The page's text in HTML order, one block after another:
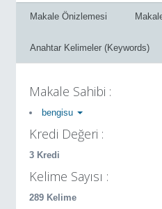
Makale Önizlemesi
Anahtar Kelimeler (Keywords)
Makale Sahibi :
bengisu
Kredi Değeri :
3 Kredi
Kelime Sayısı :
289 Kelime